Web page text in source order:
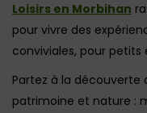
Loisirs en Morbihan
pour vivre des
conviviales, pour petits
Partez à la découverte
patrimoine et nature :